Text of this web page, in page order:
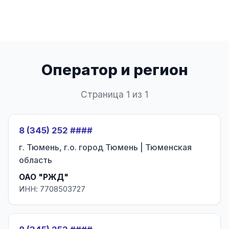
Оператор и регион
Страница 1 из 1
8 (345) 252 ####
г. Тюмень, г.о. город Тюмень | Тюменская
область
ОАО "РЖД"
ИНН: 7708503727